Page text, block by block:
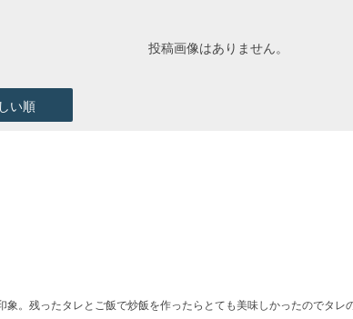
投稿画像はありません。
い順
。残ったタレとご飯で炒飯を作ったらとても美味しかったのでタレ